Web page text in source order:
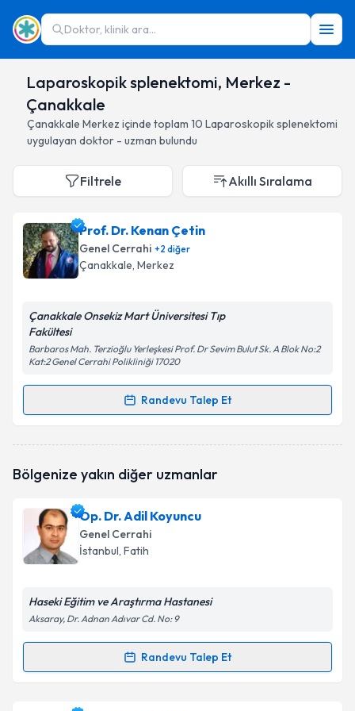
Doktor, klinik ara...
Laparoskopik splenektomi, Merkez -
Çanakkale
Çanakkale Merkez içinde toplam 10 Laparoskopik splenektomi
uygulayan doktor - uzman bulundu
Filtrele Akıllı Sıralama
Prof. Dr. Kenan Çetin
Genel Cerrahi +2 diğer
Çanakkale, Merkez
Çanakkale Onsekiz Mart Üniversitesi Tıp
Fakültesi
Barbaros Mah. Terzioğlu Yerleşkesi Prof. Dr Sevim Bulut Sk. A Blok No:2
Kat:2 Genel Cerrahi Polikliniği 17020
Randevu Talep Et
Randevu Takvimi Talebi
oluşturun. Size bu uzmandan randevu almanız için bir
E-posta Adresiniz
Kişisel verilerimin işlenmesine ilişkin
Metni'ni okudum ve kişisel verilerimin belirtilen
Bölgenize yakın diğer uzmanlar
Op. Dr. Adil Koyuncu
Genel Cerrahi
İstanbul, Fatih
Haseki Eğitim ve Araştırma Hastanesi
Aksaray, Dr. Adnan Adıvar Cd. No: 9
Randevu Talep Et
Randevu Takvimi Talebi